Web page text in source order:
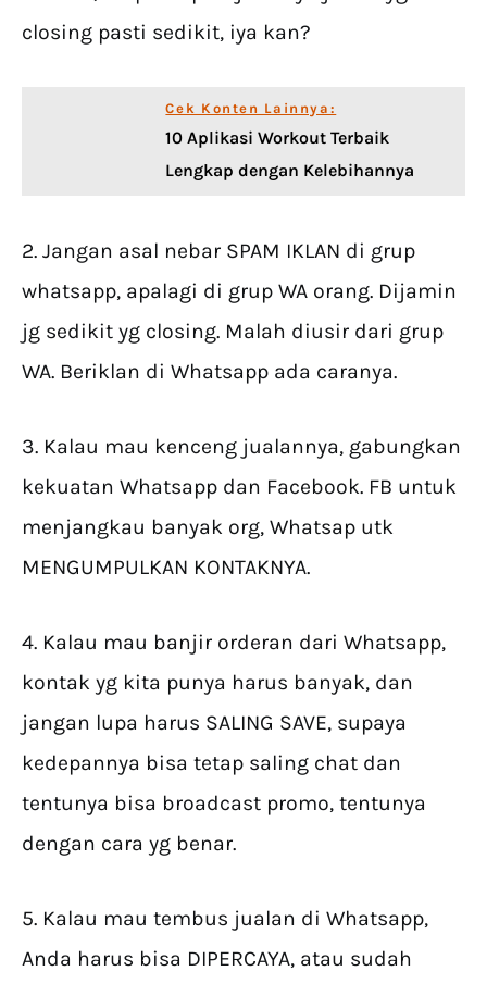
closing pasti sedikit, iya kan?
Cek Konten Lainnya:
10 Aplikasi Workout Terbaik
Lengkap dengan Kelebihannya
2. Jangan asal nebar SPAM IKLAN di grup
whatsapp, apalagi di grup WA orang. Dijamin
jg sedikit yg closing. Malah diusir dari grup
WA. Beriklan di Whatsapp ada caranya.
3. Kalau mau kenceng jualannya, gabungkan
kekuatan Whatsapp dan Facebook. FB untuk
menjangkau banyak org, Whatsap utk
MENGUMPULKAN KONTAKNYA.
4. Kalau mau banjir orderan dari Whatsapp,
kontak yg kita punya harus banyak, dan
jangan lupa harus SALING SAVE, supaya
kedepannya bisa tetap saling chat dan
tentunya bisa broadcast promo, tentunya
dengan cara yg benar.
5. Kalau mau tembus jualan di Whatsapp,
Anda harus bisa DIPERCAYA, atau sudah